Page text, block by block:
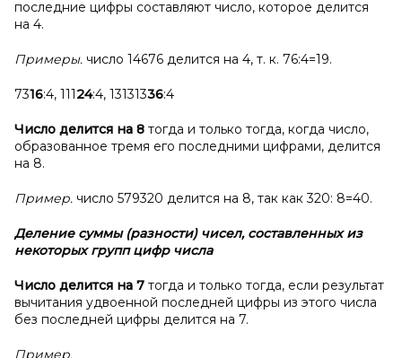
последние цифры составляют число, которое делится
на 4.
Примеры. число 14676 делится на 4, т. к. 76:4=19.
7316:4, 11124:4, 13131336:4
Число делится на 8 тогда и только тогда, когда число,
образованное тремя его последними цифрами, делится
на 8.
Пример. число 579320 делится на 8, так как 320: 8=40.
Деление суммы (разности) чисел, составленных из
некоторых групп цифр числа
Число делится на 7 тогда и только тогда, если результат
вычитания удвоенной последней цифры из этого числа
без последней цифры делится на 7.
Пример.